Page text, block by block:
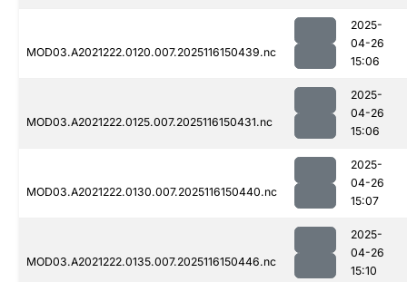
MOD03.A2021222.0120.007.2025116150439.nc
2025-
04-26
15:06
MOD03.A2021222.0125.007.2025116150431.nc
2025-
04-26
15:06
MOD03.A2021222.0130.007.2025116150440.nc
2025-
04-26
15:07
MOD03.A2021222.0135.007.2025116150446.nc
2025-
04-26
15:10